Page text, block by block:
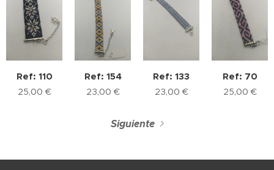
Ref: 110
25,00 €
Ref: 154
23,00 €
Ref: 133
23,00 €
Ref: 70
25,00 €
Siguiente